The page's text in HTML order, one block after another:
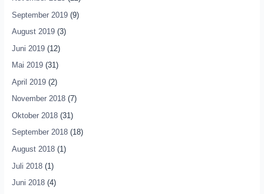
September 2019(9)
August 2019(3)
Juni 2019(12)
Mai 2019(31)
April 2019(2)
November 2018(7)
Oktober 2018(31)
September 2018(18)
August 2018(1)
Juli 2018(1)
Juni 2018(4)